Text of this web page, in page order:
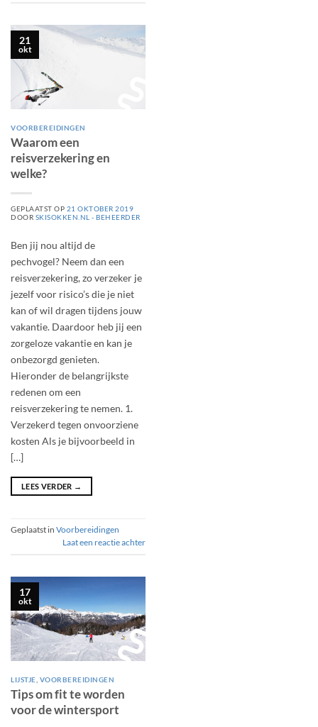
21
okt
VOORBEREIDINGEN
Waarom een
reisverzekering en
welke?
GEPLAATST OP 21 OKTOBER 2019
DOOR SKISOKKEN.NL - BEHEERDER
Ben jij nou altijd de
pechvogel? Neem dan een
reisverzekering, zo verzeker je
jezelf voor risico’s die je niet
kan of wil dragen tijdens jouw
vakantie. Daardoor heb jij een
zorgeloze vakantie en kan je
onbezorgd genieten.
Hieronder de belangrijkste
redenen om een
reisverzekering te nemen. 1.
Verzekerd tegen onvoorziene
kosten Als je bijvoorbeeld in
[…]
LEES VERDER →
Geplaatst in Voorbereidingen
Laat een reactie achter
17
okt
LIJSTJE VOORBEREIDINGEN
Tips om fit te worden
voor de wintersport